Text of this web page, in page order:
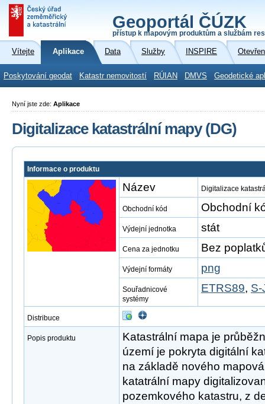
Geoportál ČÚZK
přístup k mapovým produktům a službám
Vítejte Aplikace Data Služby INSPIRE
Poskytování geodat Katastr nemovitostí RÚIAN DMVS Geodetické
Nyní jste zde: Aplikace
Digitalizace katastrální mapy (DG)
Informace o produktu
Název Digitalizace
Obchodní kód Obchodní
Výdejní jednotka stát
Cena za jednotku Bez
Výdejní formáty png
Souřadnicové
systémy
ETRS89, S-
Distribuce
Popis produktu
Katastrální mapa je
území je pokryta digitální
na základě nového
katatrální mapy
pozemkového katastru, z